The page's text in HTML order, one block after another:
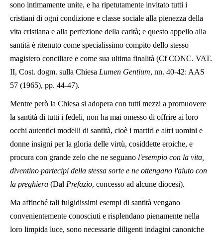
sono intimamente unite, e ha ripetutamente invitato tutti i
cristiani di ogni condizione e classe sociale alla pienezza della
vita cristiana e alla perfezione della carità; e questo appello alla
santità è ritenuto come specialissimo compito dello stesso
magistero conciliare e come sua ultima finalità (Cf CONC. VAT.
II, Cost. dogm. sulla Chiesa Lumen Gentium, nn. 40-42: AAS
57 (1965), pp. 44-47).
Mentre però la Chiesa si adopera con tutti mezzi a promuovere
la santità di tutti i fedeli, non ha mai omesso di offrire ai loro
occhi autentici modelli di santità, cioè i martiri e altri uomini e
donne insigni per la gloria delle virtù, cosiddette eroiche, e
procura con grande zelo che ne seguano l'esempio con la vita,
diventino partecipi della stessa sorte e ne ottengano l'aiuto con
la preghiera (Dal Prefazio, concesso ad alcune diocesi).
Ma affinché tali fulgidissimi esempi di santità vengano
convenientemente conosciuti e risplendano pienamente nella
loro limpida luce, sono necessarie diligenti indagini canoniche